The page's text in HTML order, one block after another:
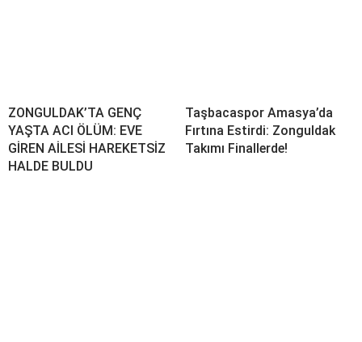
ZONGULDAK’TA GENÇ
YAŞTA ACI ÖLÜM: EVE
GİREN AİLESİ HAREKETSİZ
HALDE BULDU
Taşbacaspor Amasya’da
Fırtına Estirdi: Zonguldak
Takımı Finallerde!